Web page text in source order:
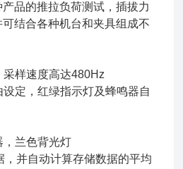
品的推拉负荷测试，插拔力
结合各种机台和夹具组成不
样速度高达480Hz
定，红绿指示灯及蜂鸣器自
兰色背光灯
并自动计算存储数据的平均